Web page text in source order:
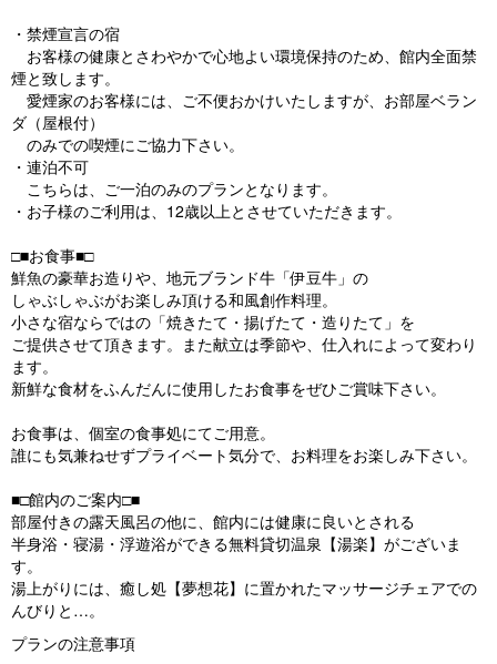
・禁煙宣言の宿
お客様の健康とさわやかで心地よい環境保持のため、館内全面禁
煙と致します。
愛煙家のお客様には、ご不便おかけいたしますが、お部屋ベラン
ダ（屋根付）
のみでの喫煙にご協力下さい。
・連泊不可
こちらは、ご一泊のみのプランとなります。
・お子様のご利用は、12歳以上とさせていただきます。
□■お食事■□
鮮魚の豪華お造りや、地元ブランド牛「伊豆牛」の
しゃぶしゃぶがお楽しみ頂ける和風創作料理。
小さな宿ならではの「焼きたて・揚げたて・造りたて」を
ご提供させて頂きます。また献立は季節や、仕入れによって変わり
ます。
新鮮な食材をふんだんに使用したお食事をぜひご賞味下さい。
お食事は、個室の食事処にてご用意。
誰にも気兼ねせずプライベート気分で、お料理をお楽しみ下さい。
■□館内のご案内□■
部屋付きの露天風呂の他に、館内には健康に良いとされる
半身浴・寝湯・浮遊浴ができる無料貸切温泉【湯楽】がございま
す。
湯上がりには、癒し処【夢想花】に置かれたマッサージチェアでの
んびりと…。
プランの注意事項